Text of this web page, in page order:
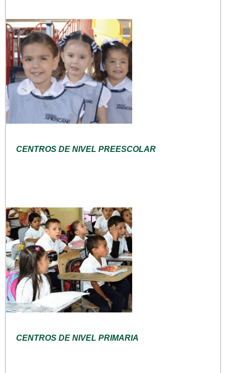
CENTROS DE NIVEL PREESCOLAR
CENTROS DE NIVEL PRIMARIA